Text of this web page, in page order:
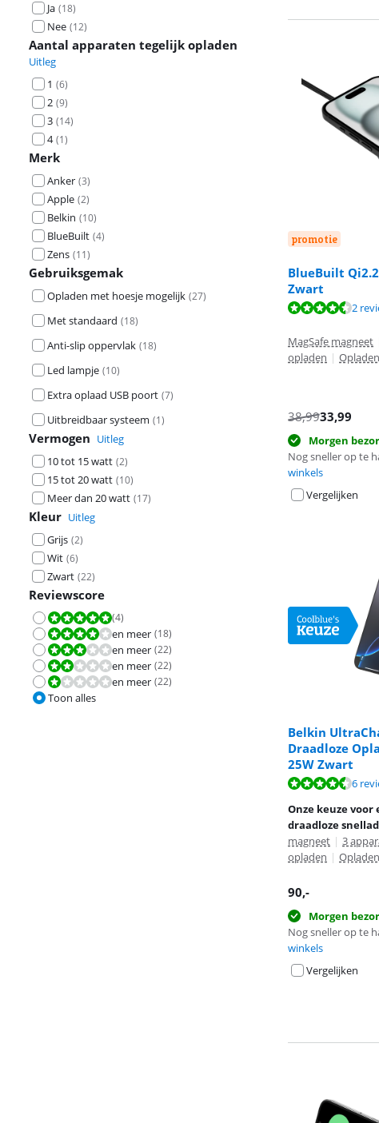
Ja (18)
Nee (12)
Aantal apparaten tegelijk opladen
Uitleg
1 (6)
2 (9)
3 (14)
4 (1)
Merk
Anker (3)
Apple (2)
Belkin (10)
BlueBuilt (4)
Zens (11)
Gebruiksgemak
Opladen met hoesje mogelijk (27)
Met standaard (18)
Anti-slip oppervlak (18)
Led lampje (10)
Extra oplaad USB poort (7)
Uitbreidbaar systeem (1)
Vermogen Uitleg
10 tot 15 watt (2)
15 tot 20 watt (10)
Meer dan 20 watt (17)
Kleur Uitleg
Grijs (2)
Wit (6)
Zwart (22)
Reviewscore
Beoordeling is 10 van de 10.
(4)
Beoordeling is 8,0 van de 10.
en meer (18)
Beoordeling is 6,0 van de 10.
en meer (22)
Beoordeling is 4,0 van de 10.
en meer (22)
Beoordeling is 2,0 van de 10.
en meer (22)
Toon alles
promotie
BlueBuilt
Zwart
Beoordeling is 9,2
2
MagSafe magneet
opladen |
38,9933,99
Morgen
Nog sneller op te
winkels
Vergelijken
Beoordeling is 7,1
Beoordeling is 10
Belkin
Draadloze
25W Zwart
Beoordeling is 9,4
6
Onze keuze voor
draadloze
magneet | 3
opladen |
90,-
Morgen
Nog sneller op te
winkels
Vergelijken
Beoordeling is 9,7
Beoordeling is 7,2